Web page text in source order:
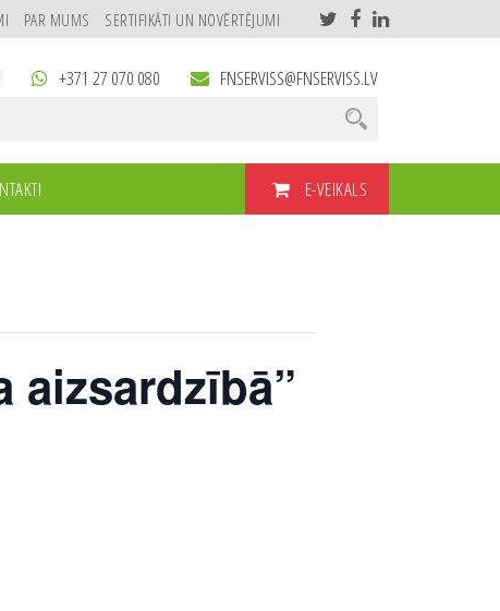
PAR MUMS SERTIFIKĀTI UN NOVĒRTĒJUMI
+371 27 070 080 FNSERVISS@FNSERVISS.LV
E-VEIKALS
aizsardzībā”